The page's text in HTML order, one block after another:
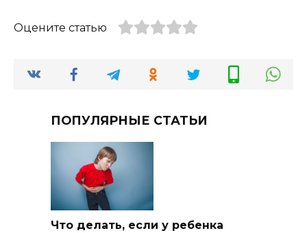
Оцените статью
ПОПУЛЯРНЫЕ СТАТЬИ
Что делать, если у ребенка